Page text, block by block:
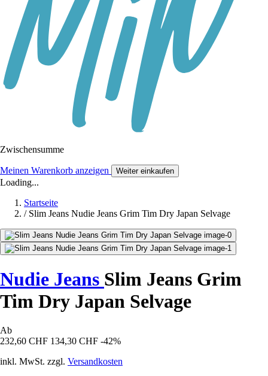
Zwischensumme
Meinen Warenkorb anzeigen Weiter einkaufen
Loading...
Startseite
/ Slim Jeans Nudie Jeans Grim Tim Dry Japan Selvage
Nudie Jeans Slim Jeans Grim
Tim Dry Japan Selvage
Ab
232,60 CHF 134,30 CHF -42%
inkl. MwSt. zzgl. Versandkosten